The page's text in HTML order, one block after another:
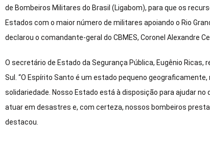
de Bombeiros Militares do Brasil (Ligabom), para que os
Estados com o maior número de militares apoiando o Rio
declarou o comandante-geral do CBMES, Coronel Alexandre
O secretário de Estado da Segurança Pública, Eugênio
Sul. “O Espírito Santo é um estado pequeno
solidariedade. Nosso Estado está à disposição para ajudar
atuar em desastres e, com certeza, nossos bombeiros
destacou.